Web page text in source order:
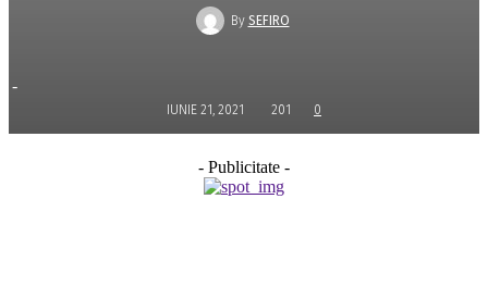
By SEFIRO
-
IUNIE 21, 2021 201 0
- Publicitate -